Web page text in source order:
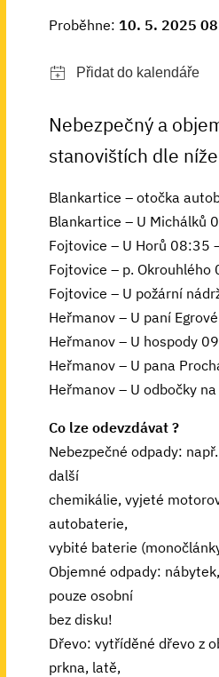
Proběhne: 10. 5. 2025
Nebezpečný a
stanovištích dle
Blankartice – otočka
Blankartice – U Michálků
Fojtovice – U Horů 08:35
Fojtovice – p.
Fojtovice – U požární
Heřmanov – U paní
Heřmanov – U hospody
Heřmanov – U pana
Heřmanov – U odbočky
Co lze odevzdávat ?
Nebezpečné odpady:
další
chemikálie, vyjeté
autobaterie,
vybité baterie
Objemné odpady:
pouze osobní
bez disku!
Dřevo: vytříděné dřevo z
prkna, latě,